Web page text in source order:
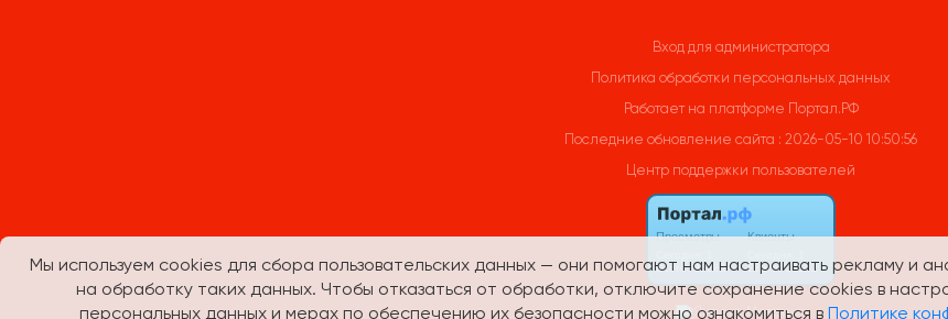
Мы используем cookies для сбора пользовательских данных — они помогают нам настраивать рекламу и
на обработку таких данных. Чтобы отказаться от обработки, отключите сохранение cookies в
персональных данных и мерах по обеспечению их безопасности можно ознакомиться в Политике
Вход для администратора
Политика обработки персональных данных
Работает на платформе Портал.РФ
Последние обновление сайта : 2026-05-10 10:50:56
Центр поддержки пользователей